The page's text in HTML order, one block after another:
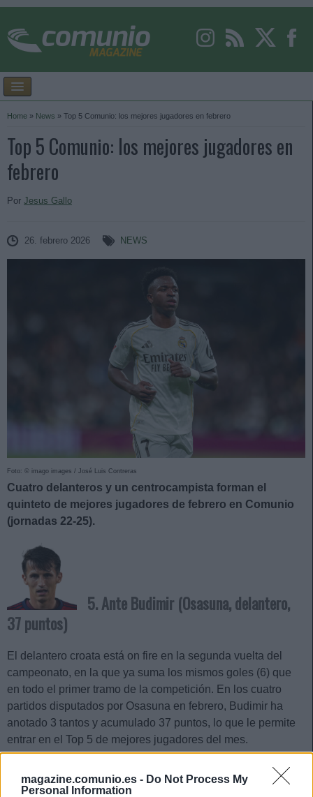
magazine.comunio.es - Do Not Process My
Personal Information
Home » News » Top 5 Comunio: los mejores jugadores en febrero
Top 5 Comunio: los mejores jugadores en
febrero
Por Jesus Gallo
26. febrero 2026 NEWS
Foto: © imago images / José Luis Contreras
Cuatro delanteros y un centrocampista forman el
quinteto de mejores jugadores de febrero en Comunio
(jornadas 22-25).
5. Ante Budimir (Osasuna, delantero,
37 puntos)
El delantero croata está on fire en la segunda vuelta del
campeonato, en la que ya suma los mismos goles (6) que
en todo el primer tramo de la competición. En los cuatro
partidos disputados por Osasuna en febrero, Budimir ha
anotado 3 tantos y acumulado 37 puntos, lo que le permite
entrar en el Top 5 de mejores jugadores del mes.
El ariete rojillo suma 147 puntos en la temporada y, de
mantener su ritmo goleador, podría superar por tercera